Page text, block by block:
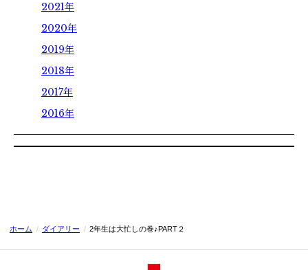
2021年
2020年
2019年
2018年
2017年
2016年
ホーム / ダイアリー / 2年生は大忙しの巻♪PART２